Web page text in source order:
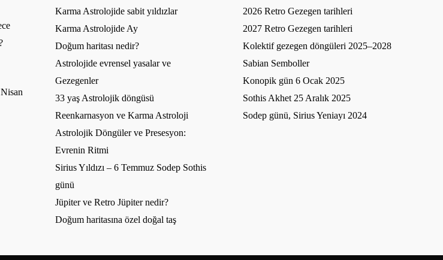
Karma Astrolojide sabit yıldızlar
Karma Astrolojide Ay
Doğum haritası nedir?
Astrolojide evrensel yasalar ve
Gezegenler
33 yaş Astrolojik döngüsü
Reenkarnasyon ve Karma Astroloji
Astrolojik Döngüler ve Presesyon:
Evrenin Ritmi
Sirius Yıldızı – 6 Temmuz Sodep Sothis
günü
Jüpiter ve Retro Jüpiter nedir?
Doğum haritasına özel doğal taş
2026 Retro Gezegen tarihleri
2027 Retro Gezegen tarihleri
Kolektif gezegen döngüleri 2025–2028
Sabian Semboller
Konopik gün 6 Ocak 2025
Sothis Akhet 25 Aralık 2025
Sodep günü, Sirius Yeniayı 2024